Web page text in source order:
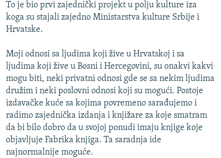
To je bio prvi zajednički projekt u polju kulture iza
koga su stajali zajedno Ministarstva kulture Srbije i
Hrvatske.
Moji odnosi sa ljudima koji žive u Hrvatskoj i sa
ljudima koji žive u Bosni i Hercegovini, su onakvi kakvi
mogu biti, neki privatni odnosi gde se sa nekim ljudima
družim i neki poslovni odnosi koji su mogući. Postoje
izdavačke kuće sa kojima povremeno sarađujemo i
radimo zajednička izdanja i knjižare za koje smatram
da bi bilo dobro da u svojoj ponudi imaju knjige koje
objavljuje Fabrika knjiga. Ta saradnja ide
najnormalnije moguće.